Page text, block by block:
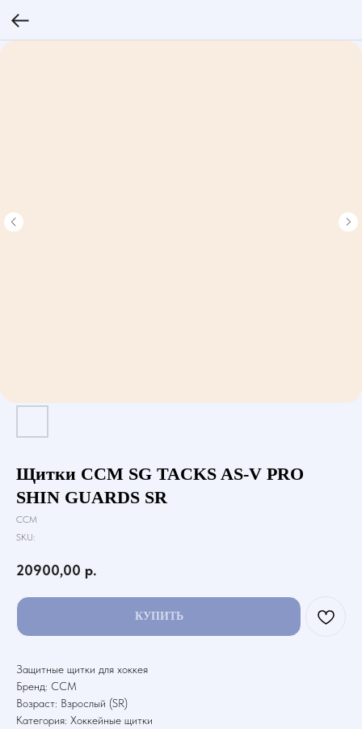
Щитки CCM SG TACKS AS-V PRO
SHIN GUARDS SR
CCM
SKU:
20900,00 р.
КУПИТЬ
Защитные щитки для хоккея
Бренд: CCM
Возраст: Взрослый (SR)
Категория: Хоккейные щитки